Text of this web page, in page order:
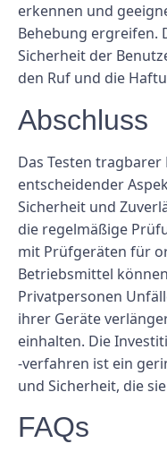
erkennen und
Behebung ergreifen.
Sicherheit der
den Ruf und die
Abschluss
Das Testen
entscheidender
Sicherheit und
die regelmäßige
mit Prüfgeräten für
Betriebsmittel
Privatpersonen
ihrer Geräte
einhalten. Die
-verfahren ist ein
und Sicherheit, die
FAQs